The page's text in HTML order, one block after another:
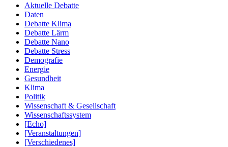
Aktuelle Debatte
Daten
Debatte Klima
Debatte Lärm
Debatte Nano
Debatte Stress
Demografie
Energie
Gesundheit
Klima
Politik
Wissenschaft & Gesellschaft
Wissenschaftssystem
[Echo]
[Veranstaltungen]
[Verschiedenes]